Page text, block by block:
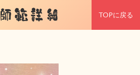
師範詳細 TOPに戻る